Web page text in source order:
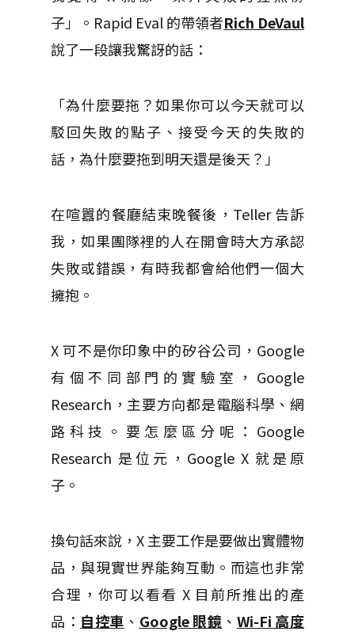
子」。Rapid Eval 的帶領者Rich DeVaul
說了一段讓我驚訝的話：
「為什麼要拖？如果你可以今天就可以
駁回失敗的點子、接受今天的失敗的
話，為什麼要拖到明天還是後天？」
在喧囂的餐廳結束晚餐後，Teller 告訴
我，如果團隊裡的人在開會時大方承認
失敗或錯誤，有時我都會給他們一個大
擁抱。
X 可不是你印象中的矽谷公司，Google
有個不同部門的實驗室，Google
Research，主要方向都是電腦科學、網
路科技。要怎麼區分呢：Google
Research 是位元，Google X 就是原
子。
換句話來說，X 主要工作是要做出實體物
品，與現實世界能夠互動。而這也非常
合理，你可以看看 X 目前所推出的產
品： 自控車 、 Google 眼鏡 、 Wi-Fi 高度